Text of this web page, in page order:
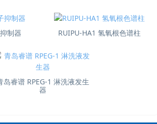
制器 RUIPU-HA1 氢氧根色谱柱
岛睿谱 RPEG-1 淋洗液发生
器